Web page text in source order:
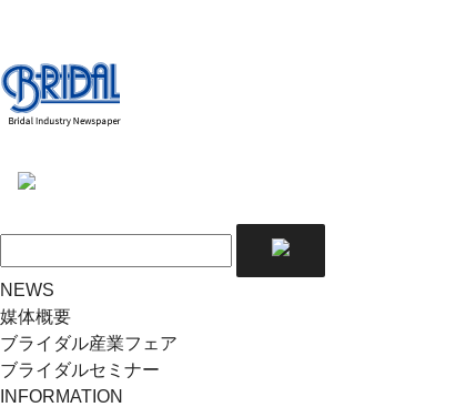
NEWS
媒体概要
ブライダル産業フェア
ブライダルセミナー
INFORMATION